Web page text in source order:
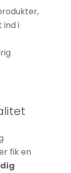
i
fik en